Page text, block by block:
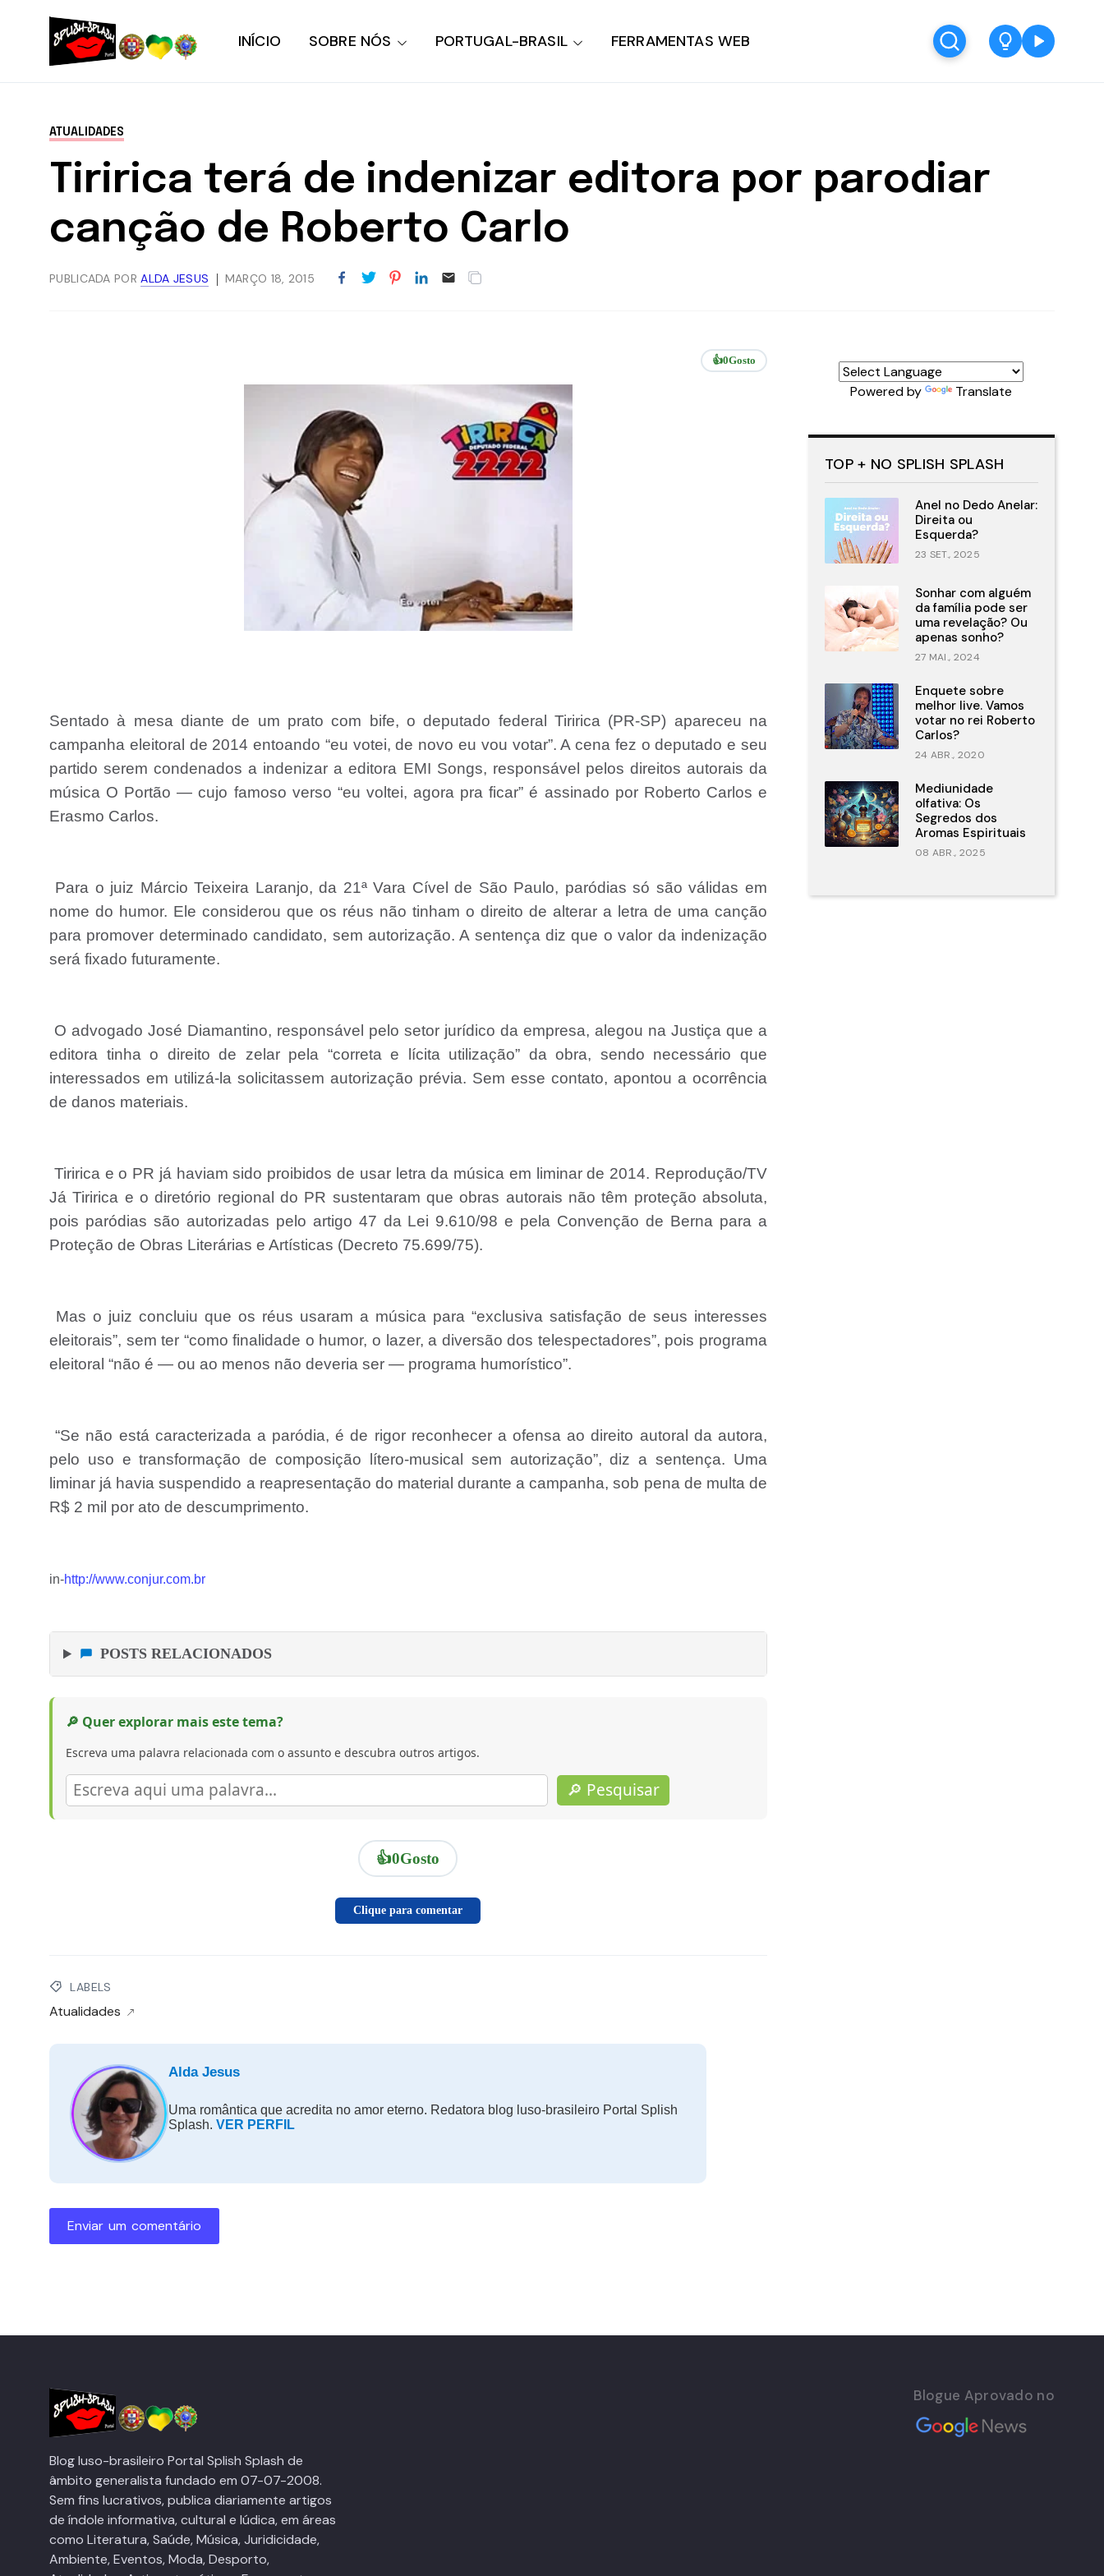
INÍCIO SOBRE NÓS PORTUGAL-BRASIL FERRAMENTAS WEB
ATUALIDADES
Tiririca terá de indenizar editora por parodiar
canção de Roberto Carlo
PUBLICADA PORALDA JESUS MARÇO 18, 2015
👍0Gosto
Sentado à mesa diante de um prato com bife, o deputado federal Tiririca (PR-SP) apareceu na
campanha eleitoral de 2014 entoando “eu votei, de novo eu vou votar”. A cena fez o deputado e seu
partido serem condenados a indenizar a editora EMI Songs, responsável pelos direitos autorais da
música O Portão — cujo famoso verso “eu voltei, agora pra ficar” é assinado por Roberto Carlos e
Erasmo Carlos.
Para o juiz Márcio Teixeira Laranjo, da 21ª Vara Cível de São Paulo, paródias só são válidas em
nome do humor. Ele considerou que os réus não tinham o direito de alterar a letra de uma canção
para promover determinado candidato, sem autorização. A sentença diz que o valor da indenização
será fixado futuramente.
O advogado José Diamantino, responsável pelo setor jurídico da empresa, alegou na Justiça que a
editora tinha o direito de zelar pela “correta e lícita utilização” da obra, sendo necessário que
interessados em utilizá-la solicitassem autorização prévia. Sem esse contato, apontou a ocorrência
de danos materiais.
Tiririca e o PR já haviam sido proibidos de usar letra da música em liminar de 2014. Reprodução/TV
Já Tiririca e o diretório regional do PR sustentaram que obras autorais não têm proteção absoluta,
pois paródias são autorizadas pelo artigo 47 da Lei 9.610/98 e pela Convenção de Berna para a
Proteção de Obras Literárias e Artísticas (Decreto 75.699/75).
Mas o juiz concluiu que os réus usaram a música para “exclusiva satisfação de seus interesses
eleitorais”, sem ter “como finalidade o humor, o lazer, a diversão dos telespectadores”, pois programa
eleitoral “não é — ou ao menos não deveria ser — programa humorístico”.
“Se não está caracterizada a paródia, é de rigor reconhecer a ofensa ao direito autoral da autora,
pelo uso e transformação de composição lítero-musical sem autorização”, diz a sentença. Uma
liminar já havia suspendido a reapresentação do material durante a campanha, sob pena de multa de
R$ 2 mil por ato de descumprimento.
in-http://www.conjur.com.br
POSTS RELACIONADOS
🔎 Quer explorar mais este tema?
Escreva uma palavra relacionada com o assunto e descubra outros artigos.
🔎 Pesquisar
👍0Gosto
Clique para comentar
LABELS
Atualidades
Alda Jesus
Uma romântica que acredita no amor eterno. Redatora blog luso-brasileiro Portal Splish
Splash. VER PERFIL
Enviar um comentário
Powered by Translate
TOP + NO SPLISH SPLASH
Anel no Dedo Anelar:
Direita ou
Esquerda?
23 SET., 2025
Sonhar com alguém
da família pode ser
uma revelação? Ou
apenas sonho?
27 MAI., 2024
Enquete sobre
melhor live. Vamos
votar no rei Roberto
Carlos?
24 ABR., 2020
Mediunidade
olfativa: Os
Segredos dos
Aromas Espirituais
08 ABR., 2025
Blog luso-brasileiro Portal Splish Splash de
âmbito generalista fundado em 07-07-2008.
Sem fins lucrativos, publica diariamente artigos
de índole informativa, cultural e lúdica, em áreas
como Literatura, Saúde, Música, Juridicidade,
Ambiente, Eventos, Moda, Desporto,
Blogue Aprovado no